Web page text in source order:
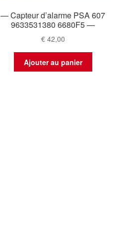
— Capteur d’alarme PSA 607
9633531380 6680F5 —
€42,00
Ajouter au panier